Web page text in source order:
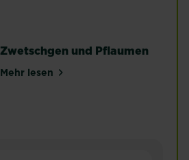
Zwetschgen und Pflaumen
Mehr lesenüber Zwetschgen und Pflaumen